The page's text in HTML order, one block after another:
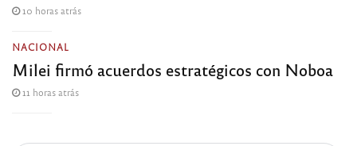
10 horas atrás
NACIONAL
Milei firmó acuerdos estratégicos con Noboa
11 horas atrás